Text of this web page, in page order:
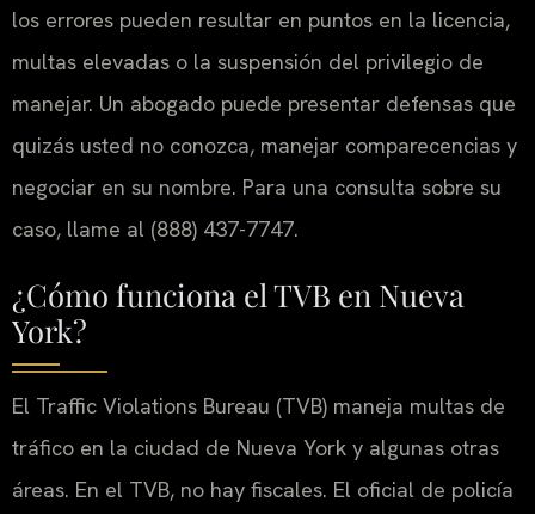
los errores pueden resultar en puntos en la licencia,
multas elevadas o la suspensión del privilegio de
manejar. Un abogado puede presentar defensas que
quizás usted no conozca, manejar comparecencias y
negociar en su nombre. Para una consulta sobre su
caso, llame al (888) 437-7747.
¿Cómo funciona el TVB en Nueva
York?
El Traffic Violations Bureau (TVB) maneja multas de
tráfico en la ciudad de Nueva York y algunas otras
áreas. En el TVB, no hay fiscales. El oficial de policía